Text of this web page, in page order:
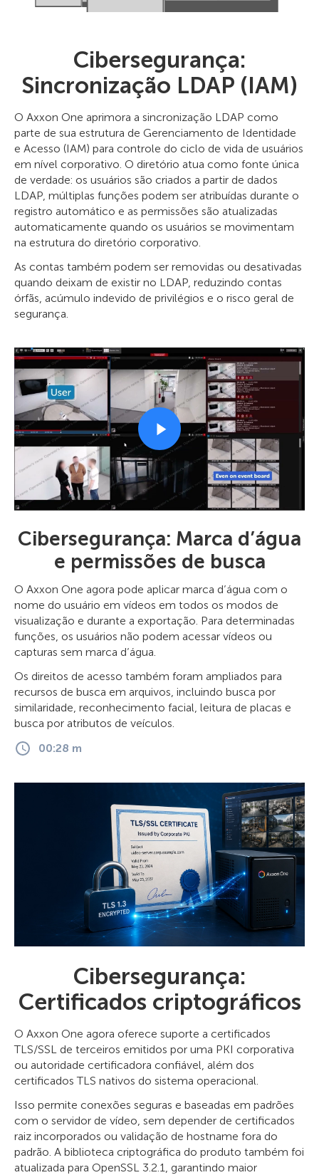
Cibersegurança:
Sincronização LDAP (IAM)
O Axxon One aprimora a sincronização LDAP como
parte de sua estrutura de Gerenciamento de Identidade
e Acesso (IAM) para controle do ciclo de vida de usuários
em nível corporativo. O diretório atua como fonte única
de verdade: os usuários são criados a partir de dados
LDAP, múltiplas funções podem ser atribuídas durante o
registro automático e as permissões são atualizadas
automaticamente quando os usuários se movimentam
na estrutura do diretório corporativo.
As contas também podem ser removidas ou desativadas
quando deixam de existir no LDAP, reduzindo contas
órfãs, acúmulo indevido de privilégios e o risco geral de
segurança.
Cibersegurança: Marca d’água
e permissões de busca
O Axxon One agora pode aplicar marca d’água com o
nome do usuário em vídeos em todos os modos de
visualização e durante a exportação. Para determinadas
funções, os usuários não podem acessar vídeos ou
capturas sem marca d’água.
Os direitos de acesso também foram ampliados para
recursos de busca em arquivos, incluindo busca por
similaridade, reconhecimento facial, leitura de placas e
busca por atributos de veículos.
00:28 m
Cibersegurança:
Certificados criptográficos
O Axxon One agora oferece suporte a certificados
TLS/SSL de terceiros emitidos por uma PKI corporativa
ou autoridade certificadora confiável, além dos
certificados TLS nativos do sistema operacional.
Isso permite conexões seguras e baseadas em padrões
com o servidor de vídeo, sem depender de certificados
raiz incorporados ou validação de hostname fora do
padrão. A biblioteca criptográfica do produto também foi
atualizada para OpenSSL 3.2.1, garantindo maior